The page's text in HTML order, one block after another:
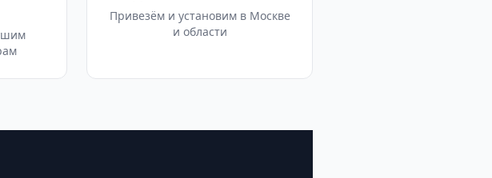
Привезём и установим в Москве
и области